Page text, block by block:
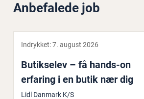
Anbefalede job
Indrykket:7. august 2026
Bu­tik­se­lev – få hands-on
erfaring i en butik nær dig
Lidl Danmark K/S